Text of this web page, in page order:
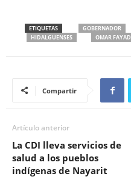
ETIQUETAS GOBERNADOR
HIDALGUENSES
OMAR FAYAD
Compartir
Artículo anterior
La CDI lleva servicios de
salud a los pueblos
indígenas de Nayarit